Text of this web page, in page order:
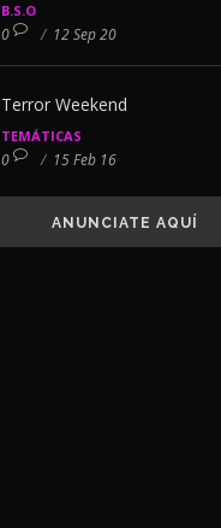
B.S.O
0 / 12 Sep 20
Terror Weekend
TEMÁTICAS
0 / 15 Feb 16
ANUNCIATE AQUÍ